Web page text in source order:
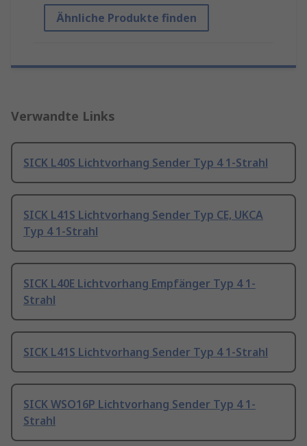
Ähnliche Produkte finden
Verwandte Links
SICK L40S Lichtvorhang Sender Typ 4 1-Strahl
SICK L41S Lichtvorhang Sender Typ CE, UKCA
Typ 4 1-Strahl
SICK L40E Lichtvorhang Empfänger Typ 4 1-
Strahl
SICK L41S Lichtvorhang Sender Typ 4 1-Strahl
SICK WSO16P Lichtvorhang Sender Typ 4 1-
Strahl